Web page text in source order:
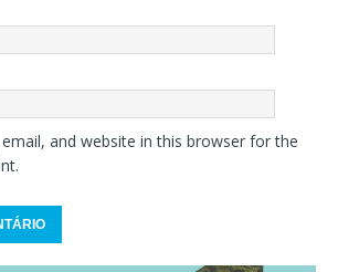
and website in this browser for the